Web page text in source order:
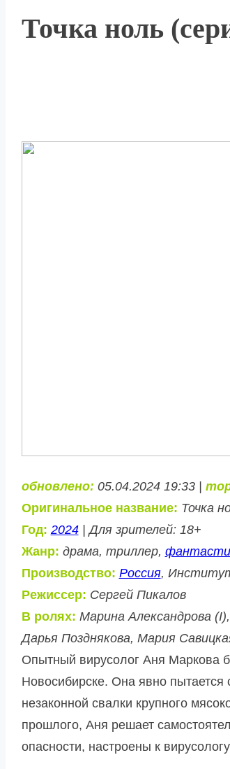
Точка ноль
обновлено: 05.04.2024 19:33 |
Оригинальное название: Точка
Год: 2024| Для зрителей: 18+
Жанр: драма, триллер,
Производство: Россия,
Режиссер: Сергей Пикалов
В ролях: Марина Александрова
Дарья Позднякова, Мария
Опытный вирусолог Аня Маркова
Новосибирске. Она явно
незаконной свалки крупного
прошлого, Аня решает
опасности, настроены к